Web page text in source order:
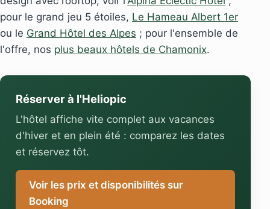
pour le grand jeu 5 étoiles, Le Hameau Albert 1er
ou le Grand Hôtel des Alpes ; pour l'ensemble de
l'offre, nos plus beaux hôtels de Chamonix.
Réserver à l'Heliopic
L'hôtel affiche vite complet aux vacances
d'hiver et en plein été : comparez les dates
et réservez tôt.
Voir les prix et disponibilités sur
Booking